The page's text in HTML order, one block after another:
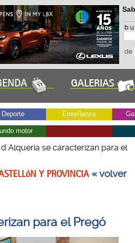
b u
de
Deporte Enseñanza
motor
se caracterizan para el
Y PROVINCIA« volver
para el Pregó